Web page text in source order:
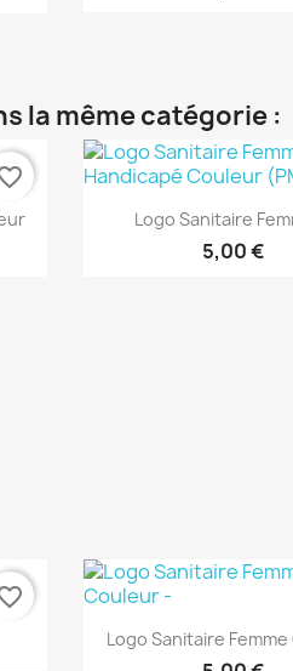
la même catégorie :
 Aperçu
Logo Sanitaire
5,00 €
Aperçu
Logo Sanitaire